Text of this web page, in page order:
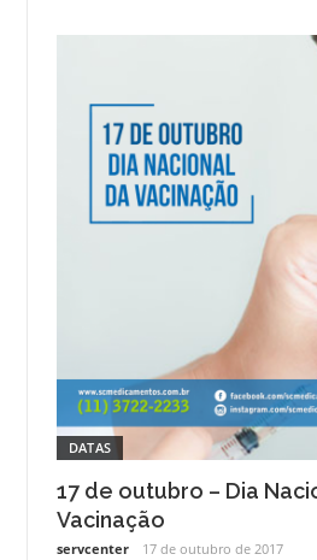
DATAS
17 de outubro – Dia
Vacinação
servcenter 17 de outubro de 2017